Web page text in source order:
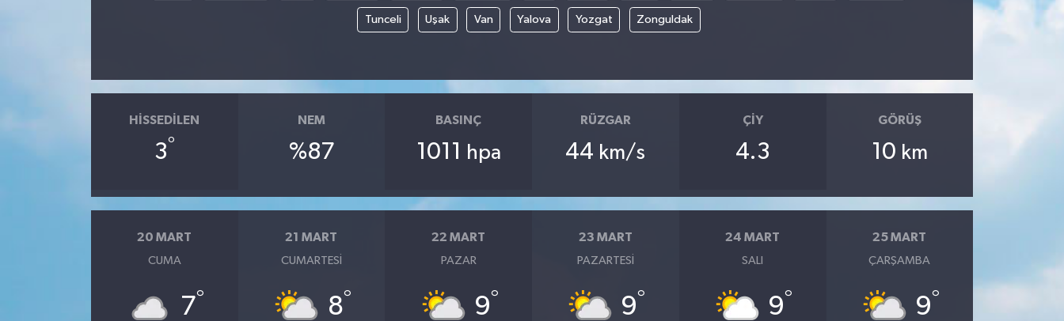
Tunceli Uşak Van Yalova Yozgat Zonguldak
HISSEDILEN
3°
NEM
%87
BASINÇ
1011 hpa
RÜZGAR
44 km/s
ÇIY
4.3
GÖRÜŞ
10 km
20 MART
CUMA
7°
21 MART
CUMARTESI
8°
22 MART
PAZAR
9°
23 MART
PAZARTESI
9°
24 MART
SALI
9°
25 MART
ÇARŞAMBA
9°